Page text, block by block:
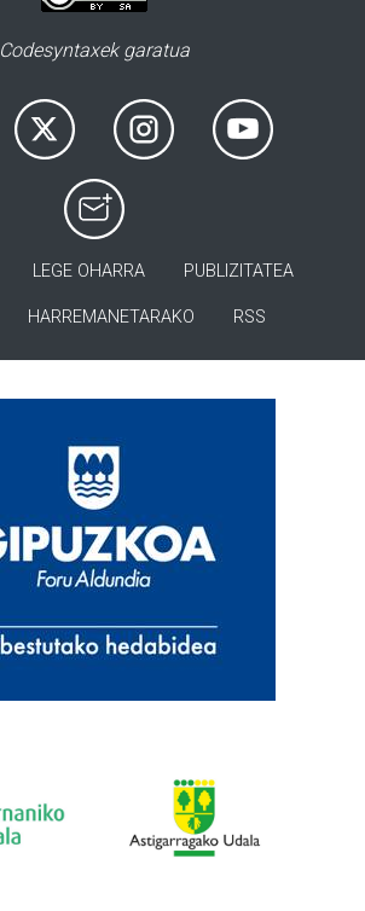
Codesyntaxek garatua
LEGE OHARRA PUBLIZITATEA
HARREMANETARAKO RSS